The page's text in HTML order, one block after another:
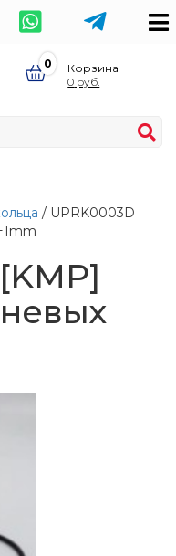
0
Корзина
0
/ UPRK0003D